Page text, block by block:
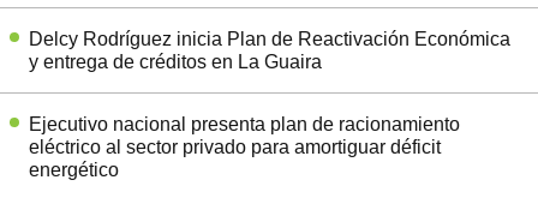
Delcy Rodríguez inicia Plan de Reactivación Económica
y entrega de créditos en La Guaira
Ejecutivo nacional presenta plan de racionamiento
eléctrico al sector privado para amortiguar déficit
energético